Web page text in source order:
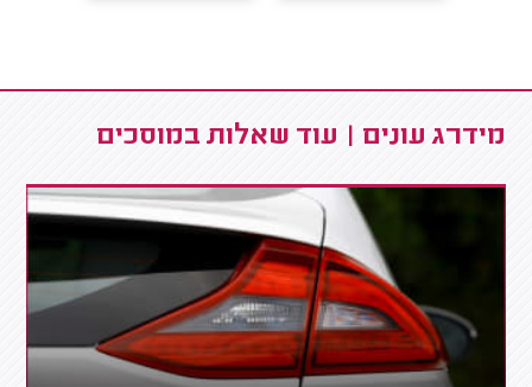
מידרג עונים | עוד שאלות במוסכים